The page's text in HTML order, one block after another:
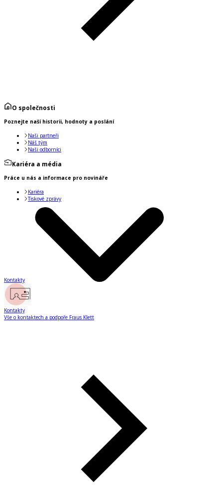
O společnosti
Poznejte naší historii, hodnoty a poslání
Naši partneři
Náš tým
Naši odborníci
Kariéra a média
Práce u nás a informace pro novináře
Kariéra
Tiskové zprávy
Kontakty
Kontakty
Vše o kontaktech a podpoře Fraus Klett